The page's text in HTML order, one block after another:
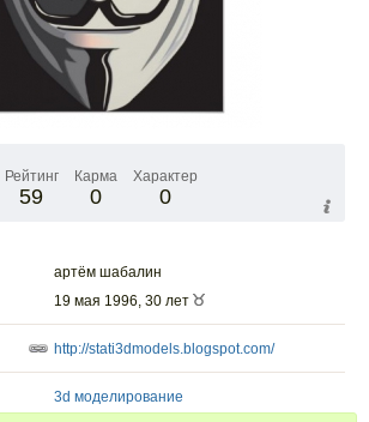
Рейтинг
59
Карма
0
Характер
0
артём шабалин
19 мая 1996, 30 лет
http://stati3dmodels.blogspot.com/
3d моделирование